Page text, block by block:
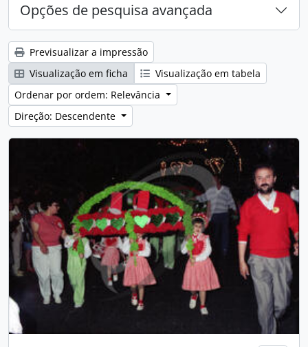
Opções de pesquisa avançada
Previsualizar a impressão
Visualização em ficha
Visualização em tabela
Ordenar por ordem: Relevância
Direção: Descendente